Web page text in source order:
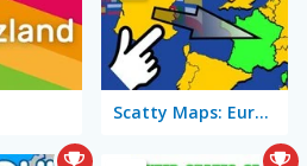
Scatty Maps: Europe